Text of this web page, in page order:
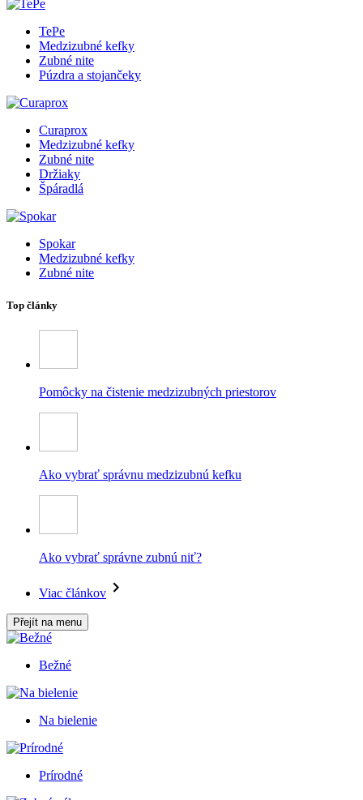
TePe
Medzizubné kefky
Zubné nite
Púzdra a stojančeky
Curaprox
Medzizubné kefky
Zubné nite
Držiaky
Špáradlá
Spokar
Medzizubné kefky
Zubné nite
Top články
Pomôcky na čistenie medzizubných priestorov
Ako vybrať správnu medzizubnú kefku
Ako vybrať správne zubnú niť?
Viac článkov
Přejít na menu
Bežné
Na bielenie
Prírodné